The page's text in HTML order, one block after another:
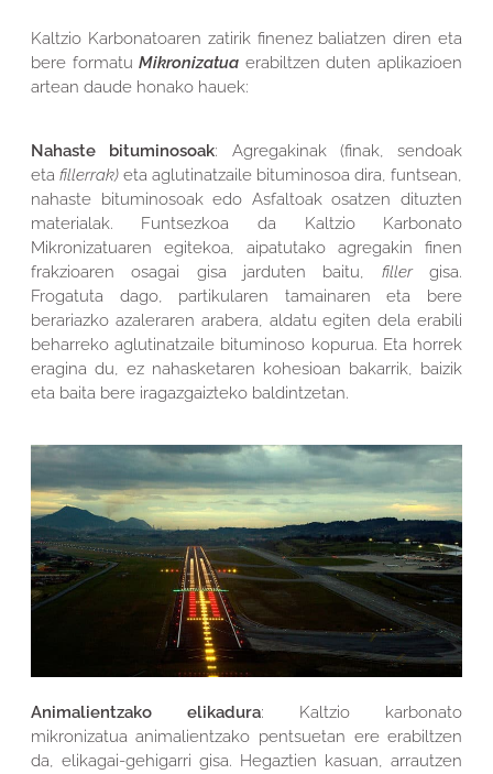
Kaltzio Karbonatoaren zatirik finenez baliatzen diren eta
bere formatuMikronizatua erabiltzen duten aplikazioen
artean daude honako hauek:
Nahaste bituminosoak: Agregakinak (finak, sendoak
eta fillerrak) eta aglutinatzaile bituminosoa dira, funtsean,
nahaste bituminosoak edo Asfaltoak osatzen dituzten
materialak. Funtsezkoa da Kaltzio Karbonato
Mikronizatuaren egitekoa, aipatutako agregakin finen
frakzioaren osagai gisa jarduten baitu, fillergisa.
Frogatuta dago, partikularen tamainaren eta bere
berariazko azaleraren arabera, aldatu egiten dela erabili
beharreko aglutinatzaile bituminoso kopurua. Eta horrek
eragina du, ez nahasketaren kohesioan bakarrik, baizik
eta baita bere iragazgaizteko baldintzetan.
Animalientzako elikadura: Kaltzio karbonato
mikronizatua animalientzako pentsuetan ere erabiltzen
da, elikagai-gehigarri gisa. Hegaztien kasuan, arrautzen